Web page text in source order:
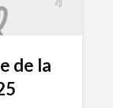
de la